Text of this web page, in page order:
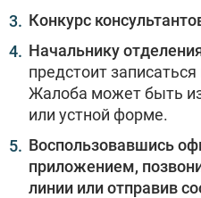
Конкурс
Начальнику
предстоит
Жалоба может быть
или устной форме.
Воспользовавшись
приложением,
линии или отправив